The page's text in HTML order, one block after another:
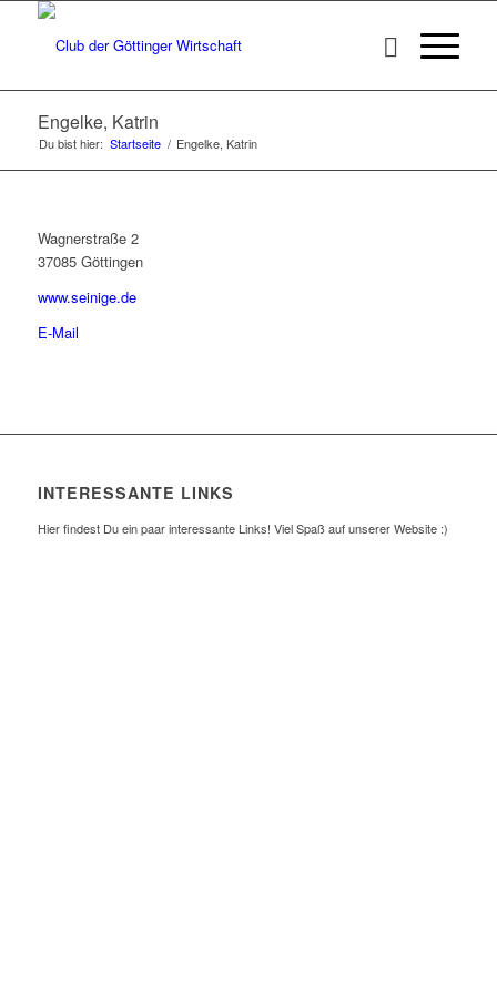
Engelke, Katrin
Du bist hier: Startseite / Engelke, Katrin
Wagnerstraße 2
37085 Göttingen
www.seinige.de
E-Mail
INTERESSANTE LINKS
Hier findest Du ein paar interessante Links! Viel Spaß auf unserer Website :)